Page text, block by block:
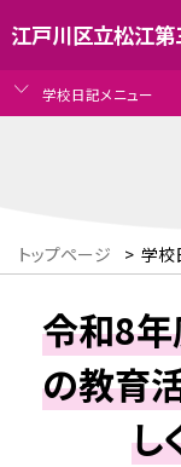
江戸川区立松江
学校日記メニュー
トップページ > 学校
令和8
の教育
し